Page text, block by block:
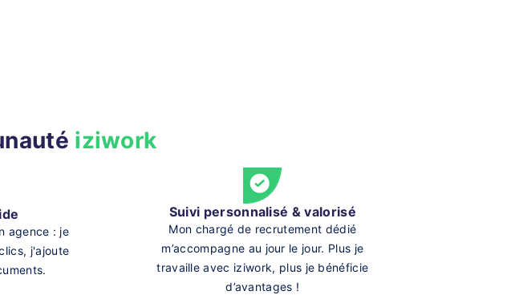
iziwork
agence : je
j'ajoute
Suivi personnalisé & valorisé
Mon chargé de recrutement dédié
m’accompagne au jour le jour. Plus je
travaille avec iziwork, plus je bénéficie
d’avantages !